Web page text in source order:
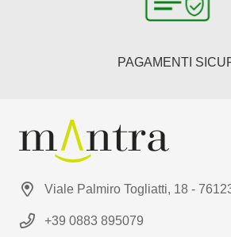
PAGAMENTI
Viale Palmiro Togliatti, 18 -
+39 0883 895079